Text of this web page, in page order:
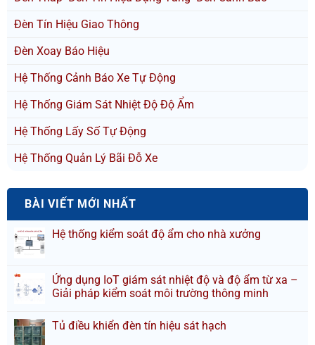
Đèn Tín Hiệu Giao Thông
Đèn Xoay Báo Hiệu
Hệ Thống Cảnh Báo Xe Tự Động
Hệ Thống Giám Sát Nhiệt Độ Độ Ẩm
Hệ Thống Lấy Số Tự Động
Hệ Thống Quản Lý Bãi Đỗ Xe
BÀI VIẾT MỚI NHẤT
Hệ thống kiểm soát độ ẩm cho nhà xưởng
Ứng dụng IoT giám sát nhiệt độ và độ ẩm từ xa –
Giải pháp kiểm soát môi trường thông minh
Tủ điều khiển đèn tín hiệu sát hạch